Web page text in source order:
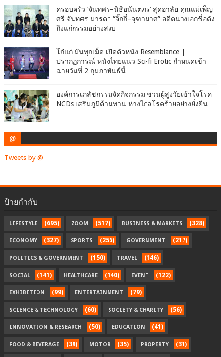
ครอบครัว ‘จันทศร–นิธิอนันตภร’ สุดอาลัย คุณแม่เพ็ญ
ศรี จันทศร มารดา “จิ๊กกี๋–จุฑามาศ” อดีตนางเอกชื่อดัง
ถึงแก่กรรมอย่างสงบ
โก๋แก่ มันทุกเม็ด เปิดตัวหนัง Resemblance |
ปรากฏการณ์ หนังไทยแนว Sci-fi Erotic กำหนดเข้า
ฉายวันที่ 2 กุมภาพันธ์นี้
องค์การเภสัชกรรมจัดกิจกรรม ชวนผู้สูงวัยเข้าใจโรค
NCDs เสริมภูมิต้านทาน ห่างไกลโรคร้ายอย่างยั่งยืน
@
Tweets by @
ป้ายกำกับ
LIFESTYLE (695) ZOOM (517) BUSINESS & MARKETS (328)
ECONOMY (327) SPORTS (256) GOVERNMENT (217)
POLITICS & GOVERNMENT (150) TRAVEL (146)
SOCIAL (141) HEALTHCARE (140) EVENT (122)
EXHIBITION (99) ENTERTAINMENT (79)
SCIENCE & TECHNOLOGY (60) SOCIETY & CHARITY (56)
INNOVATION & RESEARCH (50) EDUCATION (41)
FOOD & BEVERAGE (39) MOTOR (35) PROPERTY (31)